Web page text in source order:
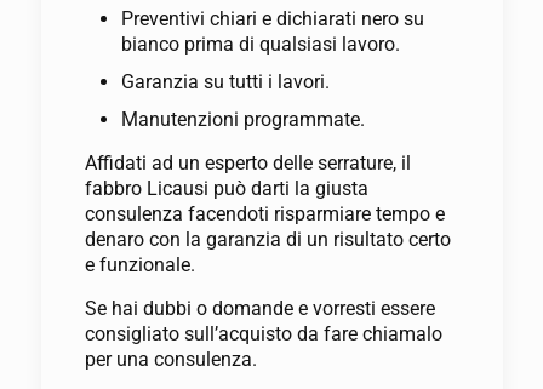
Preventivi chiari e dichiarati nero su
bianco prima di qualsiasi lavoro.
Garanzia su tutti i lavori.
Manutenzioni programmate.
Affidati ad un esperto delle serrature, il
fabbro Licausi può darti la giusta
consulenza facendoti risparmiare tempo e
denaro con la garanzia di un risultato certo
e funzionale.
Se hai dubbi o domande e vorresti essere
consigliato sull’acquisto da fare chiamalo
per una consulenza.